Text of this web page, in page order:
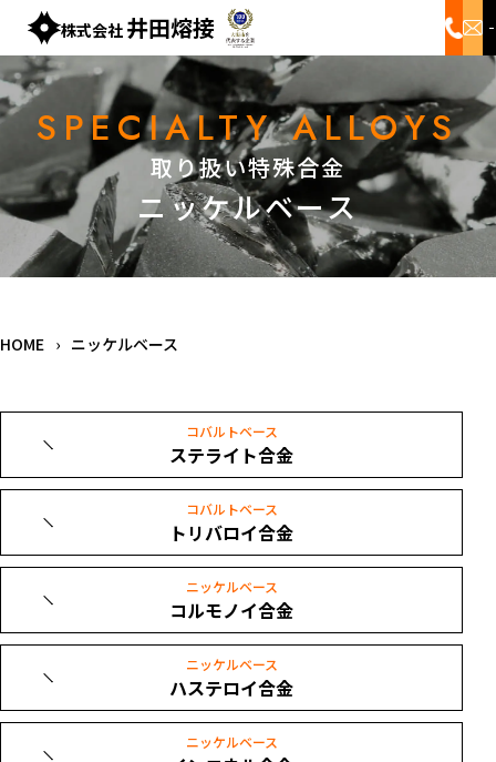
株式会社 井田熔接
SPECIALTY ALLOYS
取り扱い特殊合金
ニッケルベース
HOME › ニッケルベース
コバルトベース
ステライト合金
コバルトベース
トリバロイ合金
ニッケルベース
コルモノイ合金
ニッケルベース
ハステロイ合金
ニッケルベース